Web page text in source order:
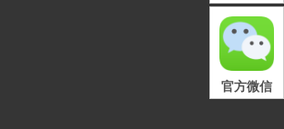
官方微信